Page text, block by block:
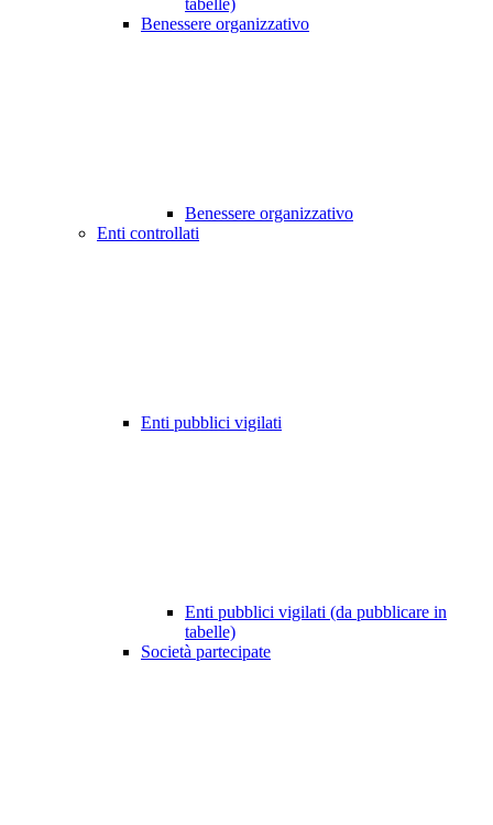
tabelle)
Benessere organizzativo
Benessere organizzativo
Enti controllati
Enti pubblici vigilati
Enti pubblici vigilati (da pubblicare in
tabelle)
Società partecipate